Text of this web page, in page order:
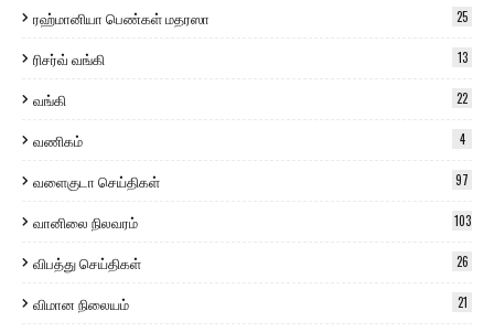
ரஹ்மானியா பெண்கள் மதரஸா 25
ரிசர்வ் வங்கி 13
வங்கி 22
வணிகம் 4
வளைகுடா செய்திகள் 97
வானிலை நிலவரம் 103
விபத்து செய்திகள் 26
விமான நிலையம் 21